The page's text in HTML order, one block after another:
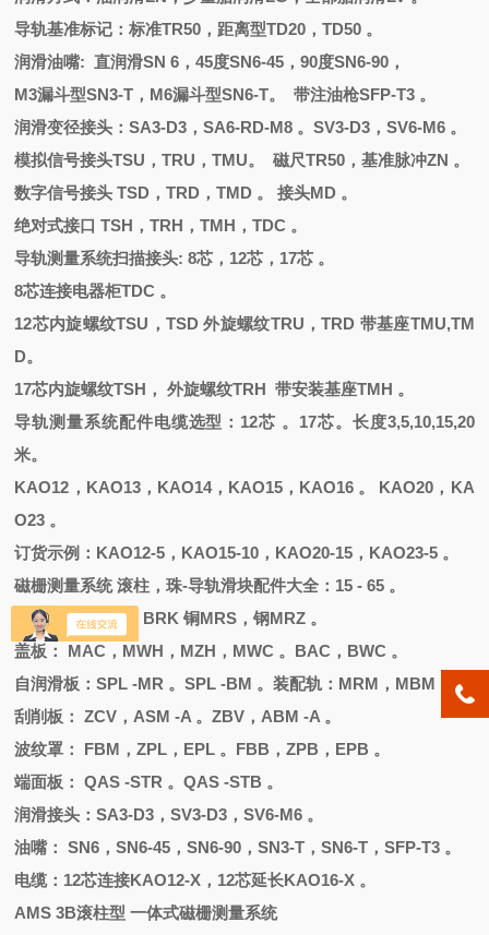
导轨基准标记：标准TR50，距离型TD20，TD50 。
润滑油嘴: 直润滑SN 6 ，45度SN6-45，90度SN6-90，
M3漏斗型SN3-T，M6漏斗型SN6-T。 带注油枪SFP-T3 。
润滑变径接头：SA3-D3，SA6-RD-M8 。SV3-D3，SV6-M6 。
模拟信号接头TSU，TRU，TMU。 磁尺TR50，基准脉冲ZN 。
数字信号接头 TSD，TRD，TMD 。 接头MD 。
绝对式接口 TSH，TRH，TMH，TDC 。
导轨测量系统扫描接头: 8芯，12芯，17芯 。
8芯连接电器柜TDC 。
12芯内旋螺纹TSU，TSD 外旋螺纹TRU，TRD 带基座TMU,TM
D。
17芯内旋螺纹TSH， 外旋螺纹TRH 带安装基座TMH 。
导轨测量系统配件电缆选型： 12芯 。17芯。长度3,5,10,15,20
米。
KAO12，KAO13，KAO14，KAO15，KAO16 。 KAO20，KA
O23 。
订货示例： KAO12-5，KAO15-10，KAO20-15，KAO23-5 。
磁栅测量系统 滚柱，珠-导轨滑块配件大全：15 - 65 。
堵头： 塑料MRK, BRK 铜MRS，钢MRZ 。
盖板：
MAC，MWH，MZH，MWC 。BAC，BWC 。
自润滑板：SPL -MR 。SPL -BM 。装配轨：MRM，MBM 。
刮削板：
ZCV，ASM -A 。ZBV，ABM -A 。
波纹罩：
FBM，ZPL，EPL 。FBB，ZPB，EPB 。
端面板：
QAS -STR 。QAS -STB 。
润滑接头：SA3-D3，SV3-D3，SV6-M6 。
油嘴：
SN6，SN6-45，SN6-90，SN3-T，SN6-T，SFP-T3 。
电缆： 12芯连接KAO12-X，12芯延长KAO16-X 。
AMS 3B滚柱型 一体式磁栅测量系统